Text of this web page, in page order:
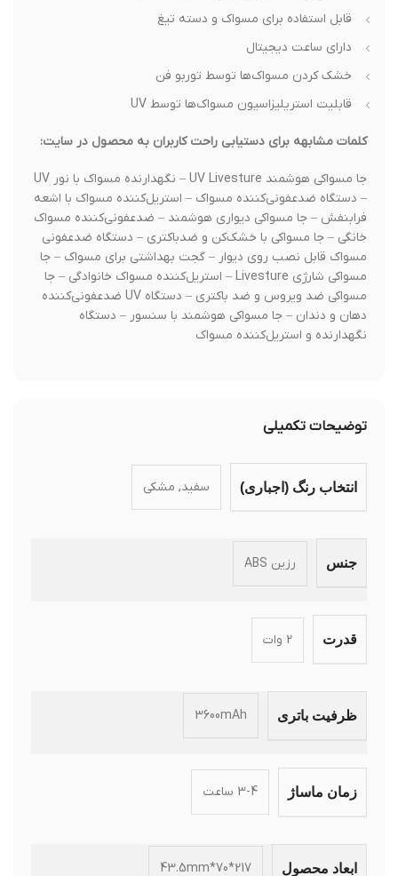
قابل استفاده برای مسواک و دسته تیغ
دارای ساعت دیجیتال
خشک کردن مسواک‌ها توسط توربو فن
قابلیت استریلیزاسیون مسواک‌ها توسط UV
کلمات مشابهه برای دستیابی راحت کاربران به محصول در سایت:
جا مسواکی هوشمند UV Livesture – نگهدارنده مسواک با نور UV
– دستگاه ضدعفونی‌کننده مسواک – استریل‌کننده مسواک با اشعه
فرابنفش – جا مسواکی دیواری هوشمند – ضدعفونی‌کننده مسواک
خانگی – جا مسواکی با خشک‌کن و ضدباکتری – دستگاه ضدعفونی
مسواک قابل نصب روی دیوار – گجت بهداشتی برای مسواک – جا
مسواکی شارژی Livesture – استریل‌کننده مسواک خانوادگی – جا
مسواکی ضد ویروس و ضد باکتری – دستگاه UV ضدعفونی‌کننده
دهان و دندان – جا مسواکی هوشمند با سنسور – دستگاه
نگهدارنده و استریل‌کننده مسواک
توضیحات تکمیلی
انتخاب رنگ (اجباری) سفید, مشکی
جنس رزین ABS
قدرت
ظرفیت باتری 3600mAh
زمان ماساژ
ابعاد محصول